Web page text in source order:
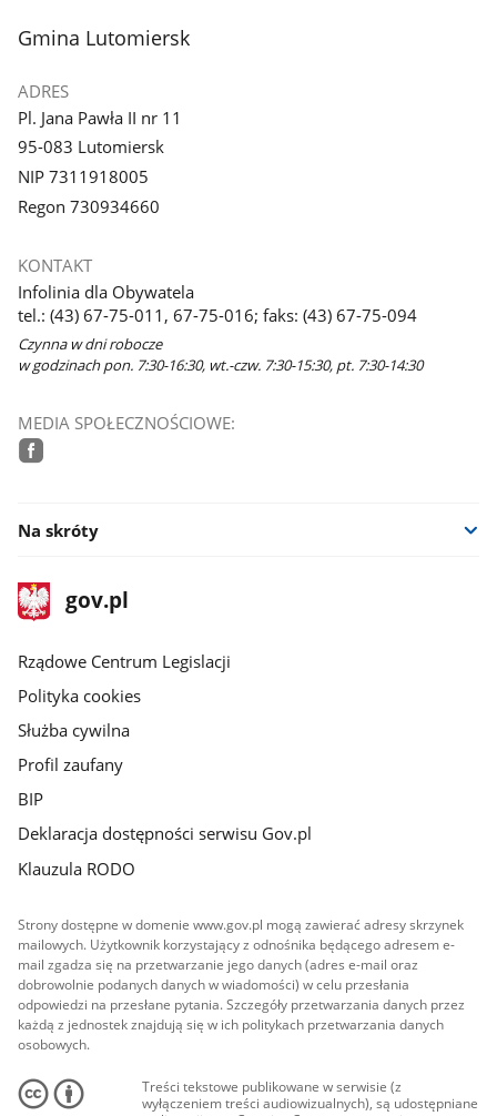
stopka
Gmina Lutomiersk
ADRES
Pl. Jana Pawła II nr 11
95-083 Lutomiersk
NIP 7311918005
Regon 730934660
KONTAKT
Infolinia dla Obywatela
tel.: (43) 67-75-011, 67-75-016; faks: (43) 67-75-094
Czynna w dni robocze
w godzinach pon. 7:30-16:30, wt.-czw. 7:30-15:30, pt. 7:30-14:30
MEDIA SPOŁECZNOŚCIOWE:
Na skróty
stopka
gov.plStrona
gov.pl
Rządowe Centrum Legislacji
Polityka cookies
Służba cywilna
Profil zaufany
BIP
Deklaracja dostępności serwisu Gov.pl
Klauzula RODO
Strony dostępne w domenie www.gov.pl mogą zawierać adresy skrzynek
mailowych. Użytkownik korzystający z odnośnika będącego adresem e-
mail zgadza się na przetwarzanie jego danych (adres e-mail oraz
dobrowolnie podanych danych w wiadomości) w celu przesłania
odpowiedzi na przesłane pytania. Szczegóły przetwarzania danych przez
każdą z jednostek znajdują się w ich politykach przetwarzania danych
osobowych.
Treści tekstowe publikowane w serwisie (z
wyłączeniem treści audiowizualnych), są udostępniane